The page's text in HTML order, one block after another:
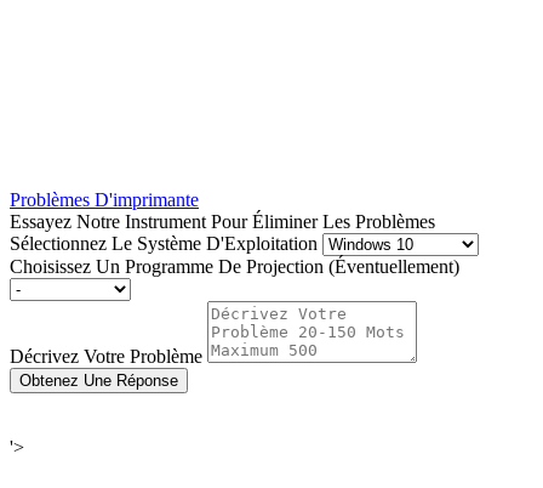
Problèmes D'imprimante
Essayez Notre Instrument Pour Éliminer Les Problèmes
Sélectionnez Le Système D'Exploitation
Choisissez Un Programme De Projection (Éventuellement)
Décrivez Votre Problème
Obtenez Une Réponse
'>